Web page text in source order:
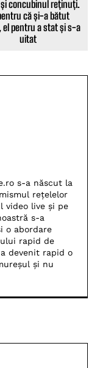
concubinul reținuți.
că și-a bătut
el pentru a stat și s-a
uitat
s-a născut la
rețelelor
video live și pe
s-a
o abordare
rapid de
devenit rapid o
și nu